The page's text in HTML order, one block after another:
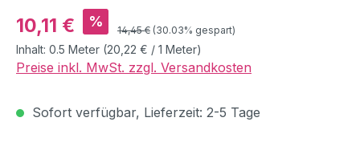
Verkaufspreis:
10,11 € % Regulärer Preis:
14,45 € (30.03% gespart)
Inhalt: 0.5 Meter (20,22 € / 1 Meter)
Preise inkl. MwSt. zzgl. Versandkosten
Sofort verfügbar, Lieferzeit: 2-5 Tage